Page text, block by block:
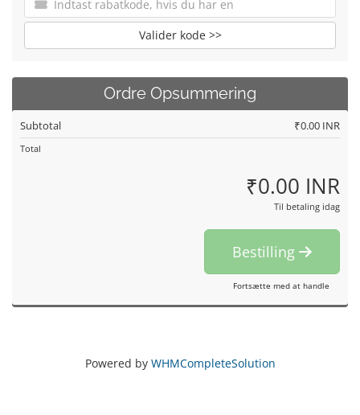
Valider kode >>
Ordre Opsummering
Subtotal ₹0.00 INR
Total
₹0.00 INR
Til betaling idag
Bestilling
Fortsætte med at handle
Powered by WHMCompleteSolution